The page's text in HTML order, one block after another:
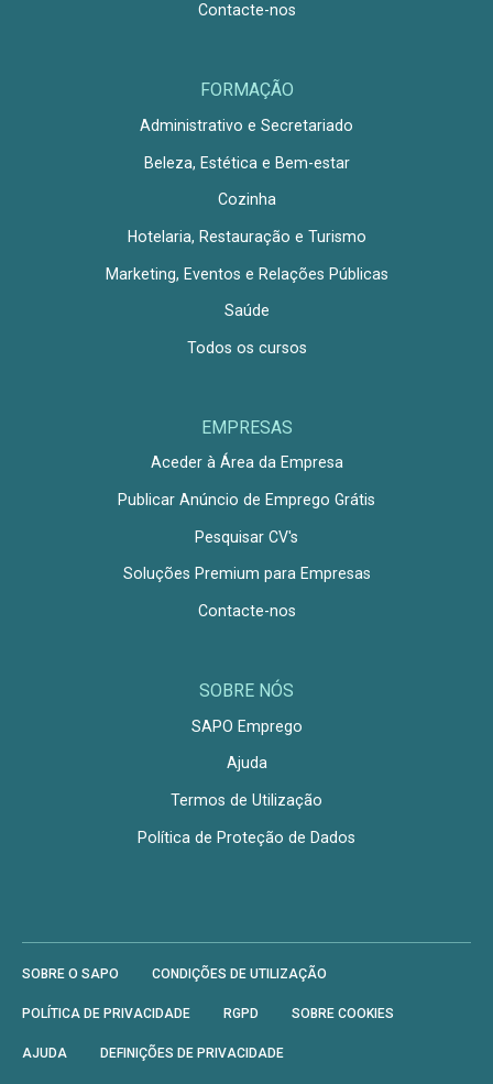
Contacte-nos
FORMAÇÃO
Administrativo e Secretariado
Beleza, Estética e Bem-estar
Cozinha
Hotelaria, Restauração e Turismo
Marketing, Eventos e Relações Públicas
Saúde
Todos os cursos
EMPRESAS
Aceder à Área da Empresa
Publicar Anúncio de Emprego Grátis
Pesquisar CV's
Soluções Premium para Empresas
Contacte-nos
SOBRE NÓS
SAPO Emprego
Ajuda
Termos de Utilização
Política de Proteção de Dados
SOBRE O SAPO CONDIÇÕES DE UTILIZAÇÃO
POLÍTICA DE PRIVACIDADE RGPD SOBRE COOKIES
AJUDA DEFINIÇÕES DE PRIVACIDADE